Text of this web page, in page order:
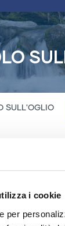
i cookie
per
SULL'OGLIO
/ 27